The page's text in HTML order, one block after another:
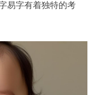
易字有着独特的考